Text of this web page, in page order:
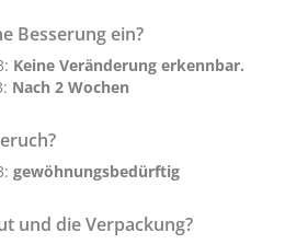
Besserung ein?
Keine Veränderung erkennbar.
Nach 2 Wochen
gewöhnungsbedürftig
und die Verpackung?